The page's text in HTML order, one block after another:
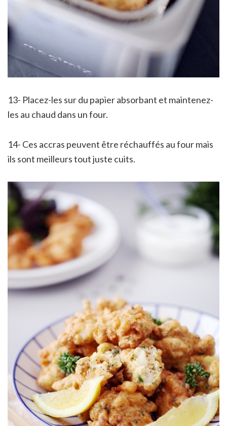
13- Placez-les sur du papier absorbant et maintenez-
les au chaud dans un four.
14- Ces accras peuvent être réchauffés au four mais
ils sont meilleurs tout juste cuits.